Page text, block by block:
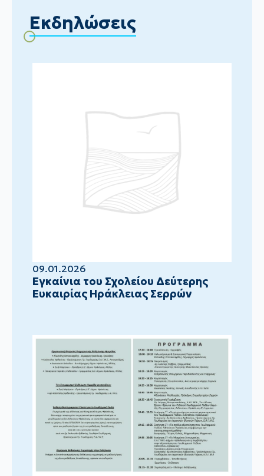
Εκδηλώσεις
09.01.2026
Eγκαίνια του Σχολείου Δεύτερης
Ευκαιρίας Ηράκλειας Σερρών